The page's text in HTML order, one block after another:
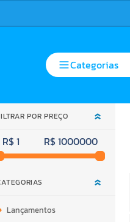
Categorias
FILTRAR POR PREÇO
R$ 1 R$ 1000000
CATEGORIAS
Lançamentos